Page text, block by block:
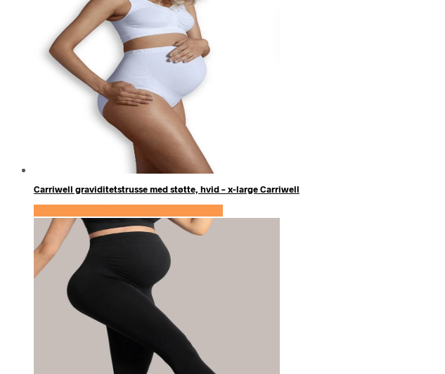
W – Z
Carriwell graviditetstrusse med støtte, hvid – x-large Carriwell